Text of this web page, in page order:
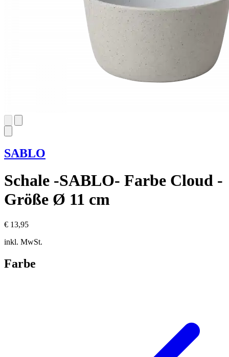
SABLO
Schale -SABLO- Farbe Cloud -
Größe Ø 11 cm
€ 13,95
inkl. MwSt.
Farbe